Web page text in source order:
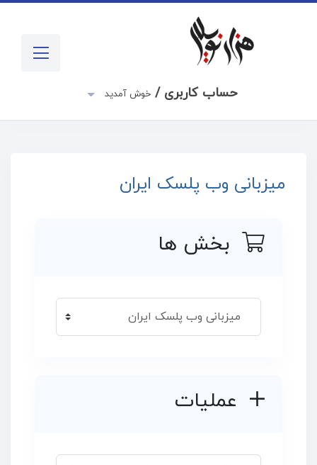
حساب کاربری /خوش آمدید
میزبانی وب پلسک ایران
بخش ها
عملیات